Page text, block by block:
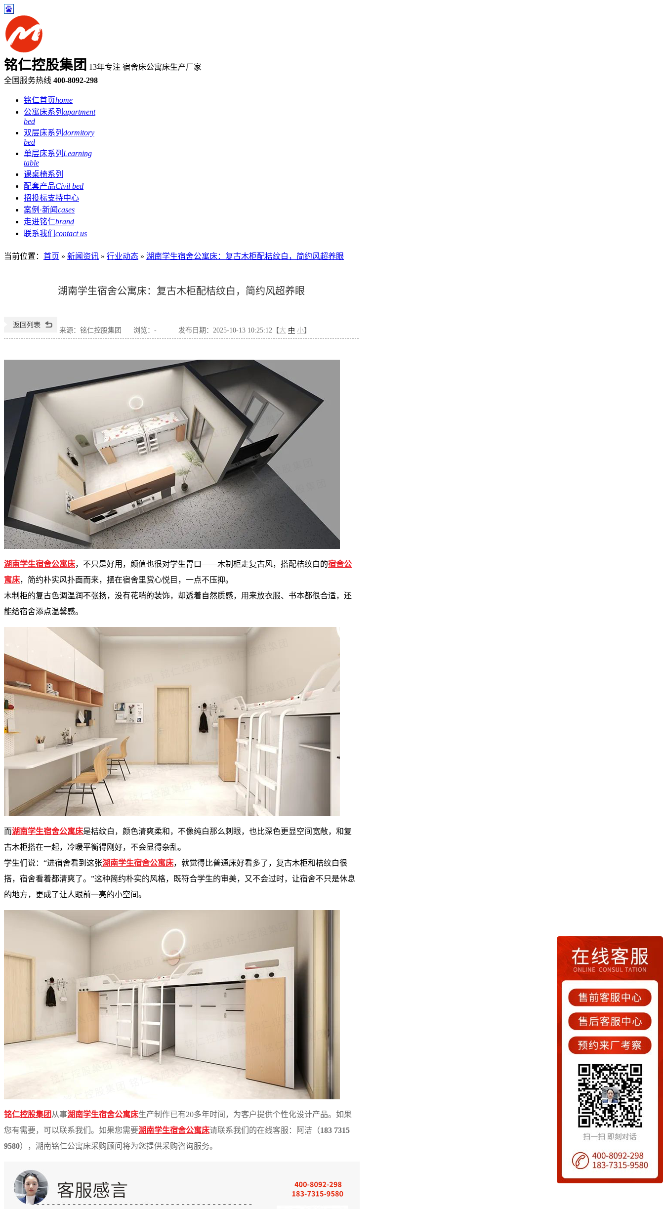
铭仁控股集团 13年专注 宿舍床公寓床生产厂家
全国服务热线 400-8092-298
铭仁首页home
公寓床系列 apartment
bed
双层床系列 dormitory
bed
单层床系列 Learning
table
课桌椅系列
配套产品Civil bed
招投标支持中心
案例·新闻cases
走进铭仁brand
联系我们 contact us
当前位置 ： 首页 » 新闻资讯 » 行业动态 » 湖南学生宿舍公寓床：复古木柜配桔纹白，简约风超养眼
湖南学生宿舍公寓床：复古木柜配桔纹白，简约风超养眼
来源：铭仁控股集团 浏览： - 发布日期：2025-10-13 10:25:12【大 中 小】
湖南学生宿舍公寓床，不只是好用，颜值也很对学生胃口——木制柜走复古风，搭配桔纹白的宿舍公
寓床，简约朴实风扑面而来，摆在宿舍里赏心悦目，一点不压抑。
木制柜的复古色调温润不张扬，没有花哨的装饰，却透着自然质感，用来放衣服、书本都很合适，还
能给宿舍添点温馨感。
而湖南学生宿舍公寓床是桔纹白，颜色清爽柔和，不像纯白那么刺眼，也比深色更显空间宽敞，和复
古木柜搭在一起，冷暖平衡得刚好，不会显得杂乱。
学生们说：“进宿舍看到这张湖南学生宿舍公寓床，就觉得比普通床好看多了，复古木柜和桔纹白很
搭，宿舍看着都清爽了。”这种简约朴实的风格，既符合学生的审美，又不会过时，让宿舍不只是休息
的地方，更成了让人眼前一亮的小空间。
铭仁控股集团 从事湖南学生宿舍公寓床生产制作已有20多年时间，为客户提供个性化设计产品。如果
您有需要，可以联系我们。如果您需要湖南学生宿舍公寓床请联系我们的在线客服： 阿洁（183 7315
9580） ，湖南铭仁公寓床采购顾问将为您提供采购咨询服务。